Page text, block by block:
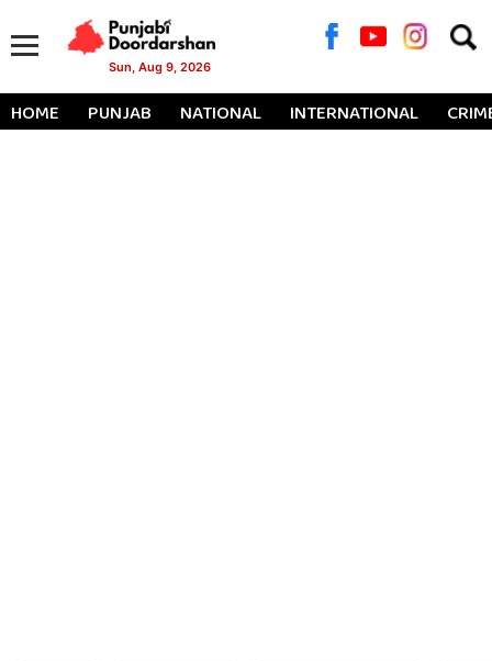
Sun, Aug 9, 2026
for:
HOME PUNJAB NATIONAL INTERNATIONAL